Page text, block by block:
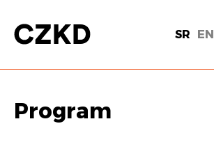
SR EN
Program